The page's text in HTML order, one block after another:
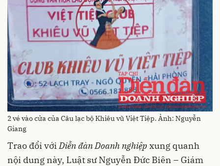
2 vé vào cửa của Câu lạc bộ Khiêu vũ Việt Tiệp. Ảnh: Nguyễn
Giang
Trao đổi vớiDiễn đàn Doanh nghiệp xung quanh
nội dung này, Luật sư Nguyễn Đức Biên – Giám